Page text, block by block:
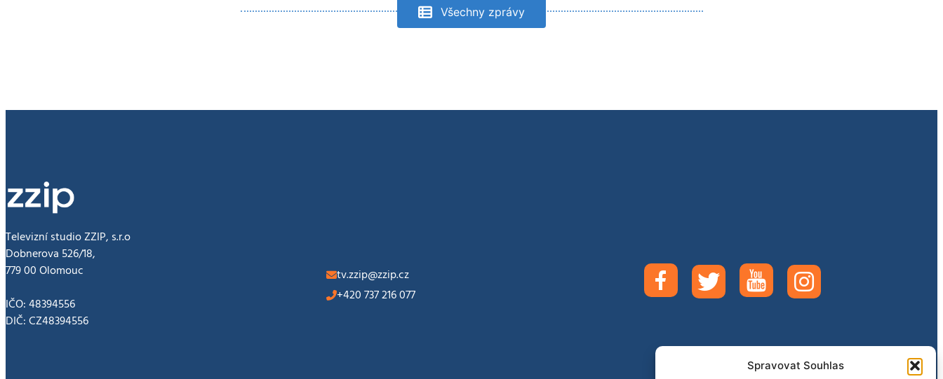
Spravovat Souhlas
Olomouce
Všechny zprávy
Televizní studio ZZIP, s.r.o
Dobnerova 526/18,
779 00 Olomouc
IČO: 48394556
DIČ: CZ48394556
tv.zzip@zzip.cz
+420 737 216 077